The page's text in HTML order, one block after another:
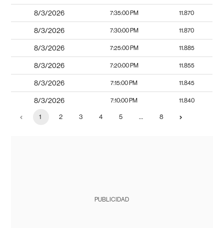
8/3/2026 7:35:00 PM 11.870
8/3/2026 7:30:00 PM 11.870
8/3/2026 7:25:00 PM 11.885
8/3/2026 7:20:00 PM 11.855
8/3/2026 7:15:00 PM 11.845
8/3/2026 7:10:00 PM 11.840
1 2 3 4 5 … 8
PUBLICIDAD